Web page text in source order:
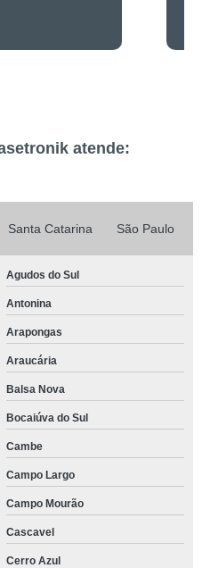
atende:
Santa Catarina São Paulo
Agudos do Sul
Antonina
Arapongas
Araucária
Balsa Nova
Bocaiúva do Sul
Cambe
Campo Largo
Campo Mourão
Cascavel
Cerro Azul